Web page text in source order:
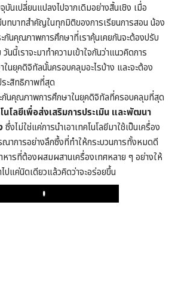
นเปลี่ยนแปลงไปจากเดิมอย่างสิ้นเชิง เมื่อ
บทบาทสำคัญในทุกมิติของการเรียนการสอน น้อง
กันคุณภาพการศึกษาที่เราคุ้นเคยกันจะต้องปรับ
นนี้เราจะมาทำความเข้าใจกันว่าแนวคิดการ
นยุคดิจิทัลนั้นครอบคลุมอะไรบ้าง และจะต้อง
ระสิทธิภาพที่สุด
กันคุณภาพการศึกษาในยุคดิจิทัลที่ครอบคลุมที่สุด
นโลยีเพื่อส่งเสริมการประเมิน และพัฒนา
ซึ่งไม่ใช่แค่การนำเอาเทคโนโลยีมาใช้เป็นเครื่อง
ณาการอย่างลึกซึ้งที่ทำให้กระบวนการทั้งหมดดี
ารที่ต้องผสมผสานเครื่องเทศหลาย ๆ อย่างให้
ไปแค่นิดเดียวแล้วคิดว่าจะอร่อยขึ้น
Play